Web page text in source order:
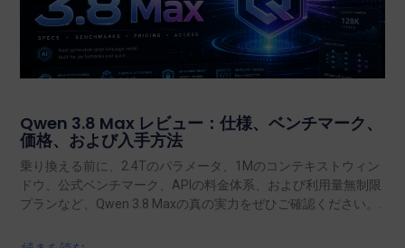
Qwen 3.8 Max レビュー：仕様、ベンチマーク、
価格、および入手方法
乗り換える前に、2.4Tのパラメータ、1Mのコンテキストウィン
ドウ、公式ベンチマーク、APIの料金体系、および利用量無制限
プランなど、Qwen 3.8 Maxの真の実力をぜひご確認ください。.